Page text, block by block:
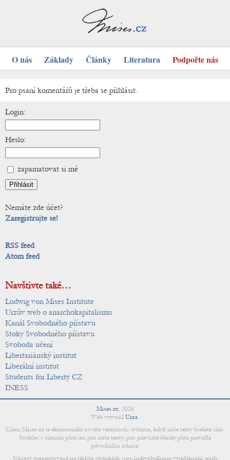
O nás Základy Články Literatura Podpořte nás
Pro psaní komentářů je třeba se přihlásit.
Login:
Heslo:
zapamatovat si mě
Nemáte zde účet?
Zaregistrujte se!
RSS feed
Atom feed
Navštivte také…
Ludwig von Mises Institute
Urzův web o anarchokapitalismu
Kanál Svobodného přístavu
Stoky Svobodného přístavu
Svoboda učení
Libertariánský institut
Liberální institut
Students for Liberty CZ
INESS
Mises.cz, 2026
Web vytvořil Urza.
Cílem Mises.cz je ekonomická osvěta veřejnosti; uvítáme, když naše texty budete šířit.
Souhlas s šířením platí jen pro naše texty; pro převzaté články platí pravidla
původního zdroje.
Názory prezentované na těchto stránkách jsou individuálními vyjádřeními jejich